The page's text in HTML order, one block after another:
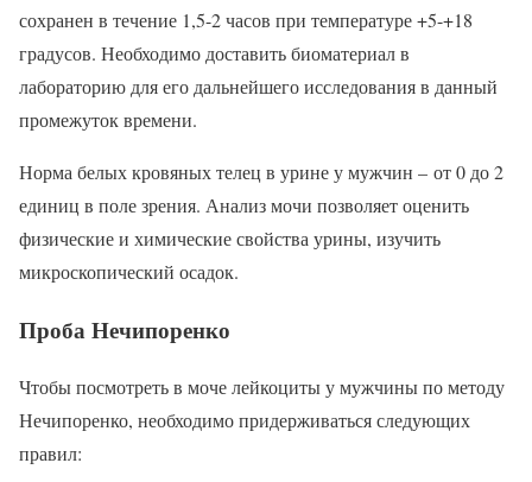
сохранен в течение 1,5-2 часов при температуре +5-+18
градусов. Необходимо доставить биоматериал в
лабораторию для его дальнейшего исследования в данный
промежуток времени.
Норма белых кровяных телец в урине у мужчин – от 0 до 2
единиц в поле зрения. Анализ мочи позволяет оценить
физические и химические свойства урины, изучить
микроскопический осадок.
Проба Нечипоренко
Чтобы посмотреть в моче лейкоциты у мужчины по методу
Нечипоренко, необходимо придерживаться следующих
правил: